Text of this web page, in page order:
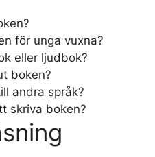
för unga vuxna?
eller ljudbok?
boken?
andra språk?
skriva boken?